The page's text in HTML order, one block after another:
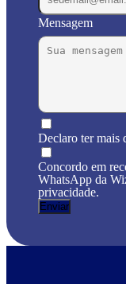
Mensagem
Declaro ter mais
Concordo em
WhatsApp da
privacidade.